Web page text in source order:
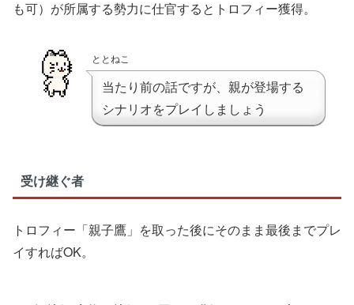
も可）が所属する勢力に仕官するとトロフィー獲得。
ととねこ
当たり前の話ですが、親が登場する
シナリオをプレイしましょう
受け継ぐ者
トロフィー「親子鷹」を取った後にそのまま最後までプレ
イすればOK。